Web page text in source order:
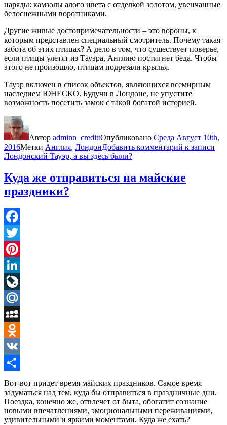
наряды: камзолы алого цвета с отделкой золотом, увенчанные
белоснежными воротниками.
Другие живые достопримечательности – это вороны, к
которым представлен специальный смотритель. Почему такая
забота об этих птицах? А дело в том, что существует поверье,
если птицы улетят из Тауэра, Англию постигнет беда. Чтобы
этого не произошло, птицам подрезали крылья.
Тауэр включен в список объектов, являющихся всемирным
наследием ЮНЕСКО. Будучи в Лондоне, не упустите
возможность посетить замок с такой богатой историей.
Автор adminn_credittОпубликовано Среда Август 10th,
2016Метки Англия, ЛондонДобавить комментарий к записи
Лондонский Тауэр, а вы здесь были?
Куда же отправиться на майские
праздники?
Facebook
Twitter
Pinterest
LinkedIn
LiveJournal
Mail.Ru
MySpace
Odnoklassniki
VK
Отправить
Вот-вот придет время майских праздников. Самое время
задуматься над тем, куда бы отправиться в праздничные дни.
Поездка, конечно же, отвлечет от быта, обогатит сознание
новыми впечатлениями, эмоциональными переживаниями,
удивительными и яркими моментами. Куда же ехать?